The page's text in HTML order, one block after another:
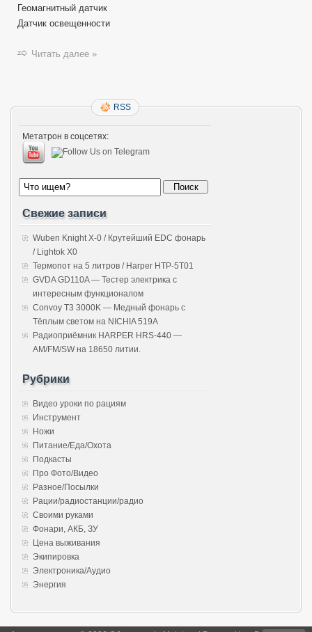
Геомагнитный датчик
Датчик освещенности
Читать далее »
RSS
Метатрон в соцсетях:
Свежие записи
Wuben Knight X-0 / Крутейший EDC фонарь
/ Lightok X0
Термопот на 5 литров / Harper HTP-5T01
GVDA GD110A — Тестер электрика с
интересным функционалом
Convoy T3 3000K — Медный фонарь с
Тёплым светом на NICHIA 519A
Радиоприёмник HARPER HRS-440 —
AM/FM/SW на 18650 литии.
Рубрики
Видео уроки по рациям
Инструмент
Ножи
Питание/Еда/Охота
Подкасты
Про Фото/Видео
Разное/Посылки
Рации/радиостанции/радио
Своими руками
Фонари, АКБ, ЗУ
Цена выживания
Экипировка
Электроника/Аудио
Энергия